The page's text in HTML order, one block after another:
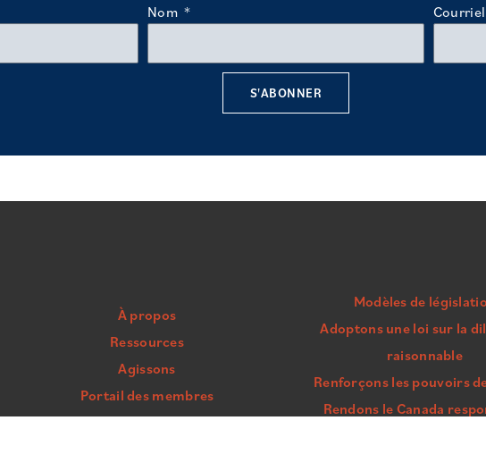
Nom
S'ABONNER
À propos
Ressources
Agissons
Portail des membres
Modèles de
Adoptons une loi sur la
raisonnable
Renforçons les pouvoirs de
Rendons le Canada